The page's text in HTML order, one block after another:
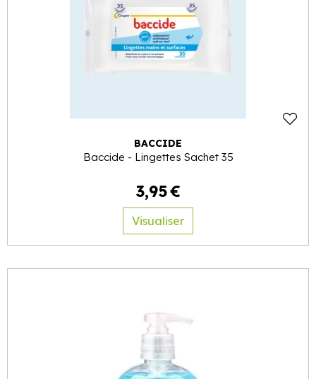
BACCIDE
Baccide - Lingettes Sachet 35
3,95€
Visualiser